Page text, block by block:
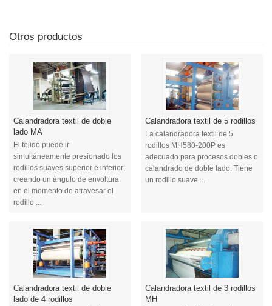
Otros productos
Calandradora textil de doble
lado MA
El tejido puede ir
simultáneamente presionado los
rodillos suaves superior e inferior;
creando un ángulo de envoltura
en el momento de atravesar el
rodillo ...
Calandradora textil de 5 rodillos
La calandradora textil de 5
rodillos MH580-200P es
adecuado para procesos dobles o
calandrado de doble lado. Tiene
un rodillo suave ...
Calandradora textil de doble
lado de 4 rodillos
Calandradora textil de 3 rodillos
MH